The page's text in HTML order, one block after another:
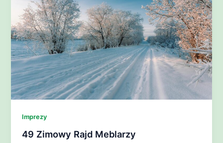
Imprezy
49 Zimowy Rajd Meblarzy